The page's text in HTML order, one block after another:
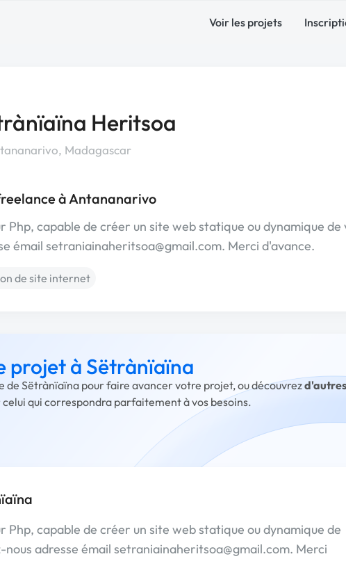
Voir les projets
Heritsoa
Madagascar
à Antananarivo
Php, capable de créer un site web statique ou dynamique
émail setraniainaheritsoa@gmail.com. Merci d'avance.
de site internet
projet à Sëtrànïaïna
de Sëtrànïaïna pour faire avancer votre projet, ou découvrezd'autres
qui correspondra parfaitement à vos besoins.
Php, capable de créer un site web statique ou dynamique de
adresse émail setraniainaheritsoa@gmail.com. Merci